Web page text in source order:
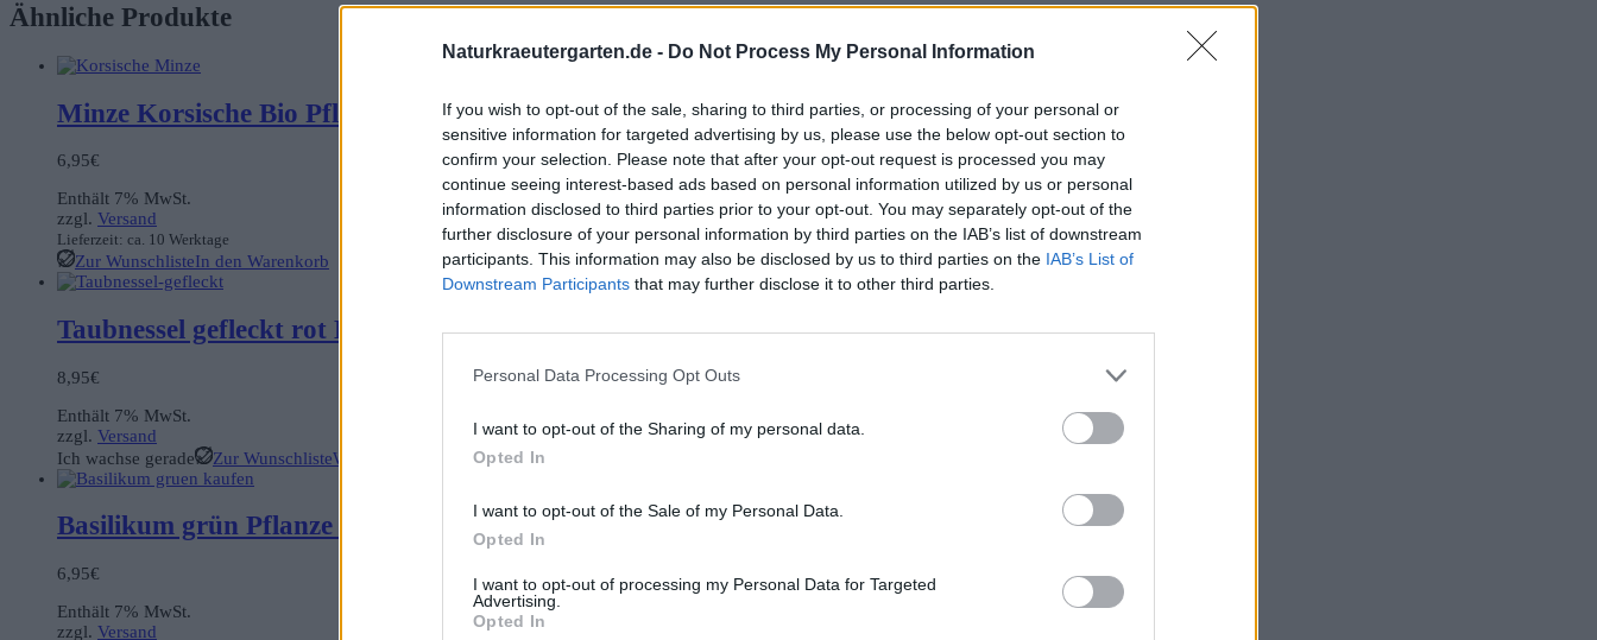
Naturkraeutergarten.de - Do Not Process My Personal Information
If you wish to opt-out of the sale, sharing to third parties, or processing of your personal or
sensitive information for targeted advertising by us, please use the below opt-out section to
confirm your selection. Please note that after your opt-out request is processed you may
continue seeing interest-based ads based on personal information utilized by us or personal
information disclosed to third parties prior to your opt-out. You may separately opt-out of the
further disclosure of your personal information by third parties on the IAB’s list of downstream
participants. This information may also be disclosed by us to third parties on the IAB’s List of
Downstream Participants that may further disclose it to other third parties.
Personal Data Processing Opt Outs
I want to opt-out of the Sharing of my personal data.
Opted In
I want to opt-out of the Sale of my Personal Data.
Opted In
I want to opt-out of processing my Personal Data for Targeted
Advertising.
Opted In
Ähnliche Produkte
Minze Korsische Bio Pflanze
6,95€
Enthält 7% MwSt.
zzgl. Versand
Lieferzeit: ca. 10 Werktage
Zur WunschlisteIn den Warenkorb
Taubnessel gefleckt rot Bio Pflanze
8,95€
Enthält 7% MwSt.
zzgl. Versand
Ich wachse gerade
Zur WunschlisteWeiterlesen
Basilikum grün Pflanze Bio
6,95€
Enthält 7% MwSt.
zzgl. Versand